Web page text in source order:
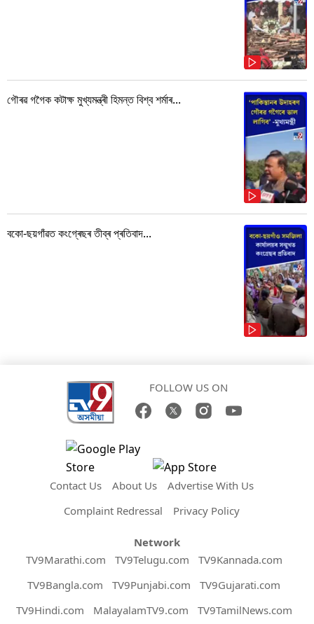
গৌৰৱ গগৈক কটাক্ষ মুখ্যমন্ত্ৰী হিমন্ত বিশ্ব শৰ্মাৰ...
বকো-ছয়গাঁৱত কংগ্ৰেছৰ তীব্ৰ প্ৰতিবাদ...
FOLLOW US ON
Contact Us About Us
Advertise With Us
Complaint Redressal
Privacy Policy
Network
TV9Marathi.com
TV9Telugu.com
TV9Kannada.com
TV9Bangla.com
TV9Punjabi.com
TV9Gujarati.com
TV9Hindi.com
MalayalamTV9.com TV9TamilNews.com